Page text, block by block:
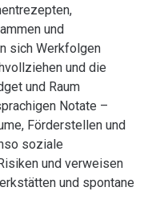
und
sich Werkfolgen
und die
und Raum
Notate –
Förderstellen und
soziale
und verweisen
und spontane